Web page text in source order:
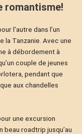
romantisme!
l’autre dans l’un
la Tanzanie. Avec une
à débordement à
couple de jeunes
pendant que
aux chandelles
une excursion
roadtrip jusqu’au